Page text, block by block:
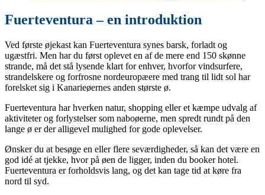
Fuerteventura – en introduktion
Ved første øjekast kan Fuerteventura synes barsk, forladt og
ugæstfri. Men har du først oplevet en af de mere end 150 skønne
strande, må det stå lysende klart for enhver, hvorfor vindsurfere,
strandelskere og forfrosne nordeuropæere med trang til lidt sol har
forelsket sig i Kanarieøernes anden største ø.
Fuerteventura har hverken natur, shopping eller et kæmpe udvalg af
aktiviteter og forlystelser som naboøerne, men spredt rundt på den
lange ø er der alligevel mulighed for gode oplevelser.
Ønsker du at besøge en eller flere seværdigheder, så kan det være en
god idé at tjekke, hvor på øen de ligger, inden du booker hotel.
Fuerteventura er forholdsvis lang, og det kan tage tid at køre fra
nord til syd.